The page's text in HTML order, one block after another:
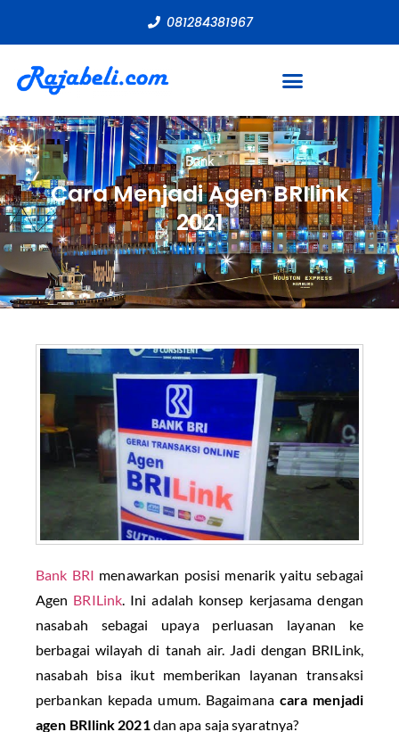
081284381967
Bank
Cara Menjadi Agen BRIlink
2021
Bank BRI menawarkan posisi menarik yaitu sebagai
Agen BRILink . Ini adalah konsep kerjasama dengan
nasabah sebagai upaya perluasan layanan ke
berbagai wilayah di tanah air. Jadi dengan BRILink,
nasabah bisa ikut memberikan layanan transaksi
perbankan kepada umum. Bagaimana cara menjadi
agen BRIlink 2021 dan apa saja syaratnya?